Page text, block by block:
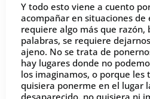
Y todo esto viene a cuento
acompañar en situaciones de
requiere algo más que razón,
palabras, se requiere
ajeno. No se trata de
hay lugares donde no
los imaginamos, o porque les
quisiera ponerme en el lugar